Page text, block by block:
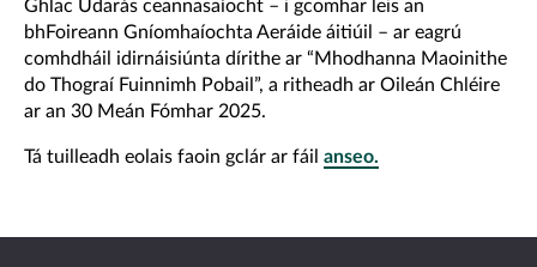
Ghlac Údarás ceannasaíocht – i gcomhar leis an
bhFoireann Gníomhaíochta Aeráide áitiúil – ar eagrú
comhdháil idirnáisiúnta dírithe ar “Mhodhanna Maoinithe
do Thograí Fuinnimh Pobail”, a ritheadh ar Oileán Chléire
ar an 30 Meán Fómhar 2025.
Tá tuilleadh eolais faoin gclár ar fáil anseo.